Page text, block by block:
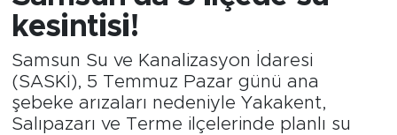
kesintisi!
Samsun Su ve Kanalizasyon İdaresi
(SASKİ), 5 Temmuz Pazar günü ana
şebeke arızaları nedeniyle Yakakent,
Salıpazarı ve Terme ilçelerinde planlı su
Süper Lig Puan Durumu ve Fikstür
Tüm Manşetler
Son Dakika Haberleri